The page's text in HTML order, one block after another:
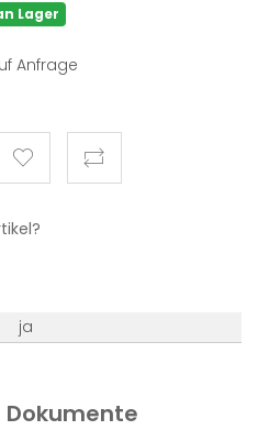
Lager
Anfrage
ja
Dokumente